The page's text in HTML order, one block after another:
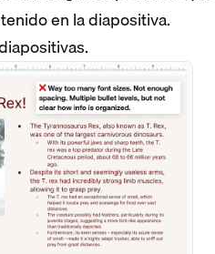
en la diapositiva.